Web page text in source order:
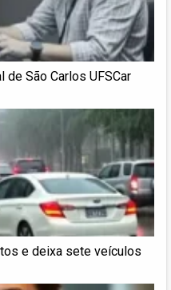
de São Carlos UFSCar
e deixa sete veículos